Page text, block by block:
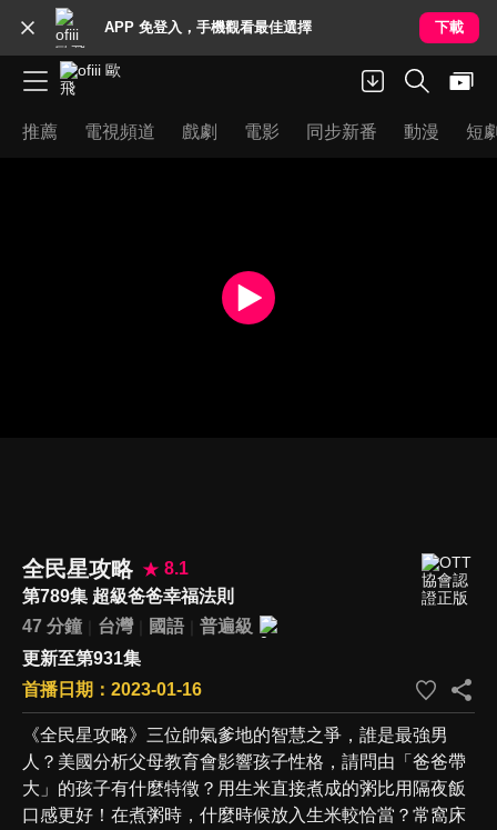
APP 免登入，手機觀看最佳選擇 下載
推薦 電視頻道 戲劇 電影 同步新番 動漫 短
全民星攻略
8.1
第789集 超級爸爸幸福法則
47 分鐘
台灣 國語
普遍級
更新至第931集
首播日期：2023-01-16
《全民星攻略》三位帥氣爹地的智慧之爭，誰是最強男
人？美國分析父母教育會影響孩子性格，請問由「爸爸帶
大」的孩子有什麼特徵？用生米直接煮成的粥比用隔夜飯
口感更好！在煮粥時，什麼時候放入生米較恰當？常窩床